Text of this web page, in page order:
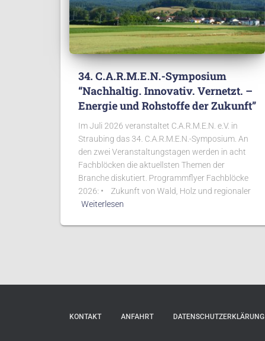
34. C.A.R.M.E.N.-Symposium
“Nachhaltig. Innovativ. Vernetzt. –
Energie und Rohstoffe der Zukunft”
Im Juli 2026 veranstaltet C.A.R.M.E.N. e.V. in
Straubing das 34. C.A.R.M.E.N.-Symposium. An
den zwei Veranstaltungstagen werden in acht
Fachblöcken die aktuellsten Themen der
Branche diskutiert. Programmflyer Fachblöcke
2026: • Zukunft von Wald, Holz und regionaler
Weiterlesen
KONTAKT ANFAHRT DATENSCHUTZERKLÄRUNG